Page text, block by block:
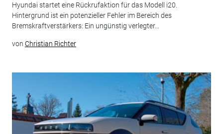
Hyundai startet eine Rückrufaktion für das Modell i20.
Hintergrund ist ein potenzieller Fehler im Bereich des
Bremskraftverstärkers: Ein ungünstig verlegter...
von Christian Richter